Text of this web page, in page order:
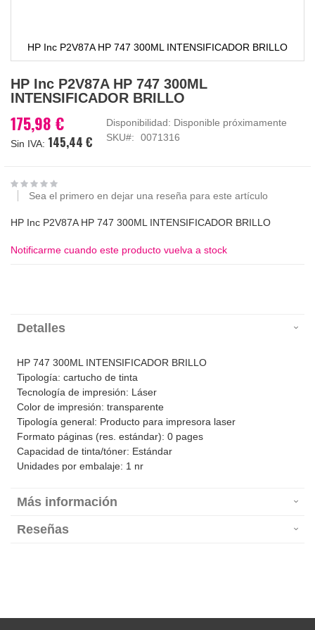
HP Inc P2V87A HP 747 300ML INTENSIFICADOR BRILLO
al
comienzo
la
galería
HP Inc P2V87A HP 747 300ML
INTENSIFICADOR BRILLO
175,98 €
145,44 €
Disponibilidad: Disponible próximamente
SKU
0071316
Sea el primero en dejar una reseña para este artículo
HP Inc P2V87A HP 747 300ML INTENSIFICADOR BRILLO
Notificarme cuando este producto vuelva a stock
Detalles
HP 747 300ML INTENSIFICADOR BRILLO
Tipología: cartucho de tinta
Tecnología de impresión: Láser
Color de impresión: transparente
Tipología general: Producto para impresora laser
Formato páginas (res. estándar): 0 pages
Capacidad de tinta/tóner: Estándar
Unidades por embalaje: 1 nr
Más información
Reseñas